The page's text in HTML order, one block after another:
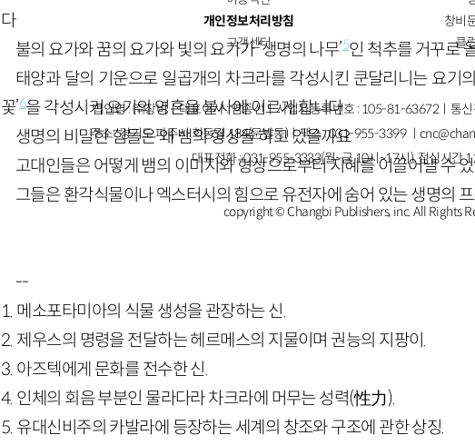
다
불의 요가와 꿈의 요가와 빛의 요가가 ‘생명의 나무’5인 척추를 거꾸로
태양과 달의 기운으로 일곱개의 차크라를 각성시킨 쿤달리니는 요기
꽃’6을 각성시켜 요기의 영혼을 불사에 이르게 합니다
생명의 비밀한 힘들은 왜 뱀의 형상을 하고 있을까요
고대인들은 어떻게 뱀의 이미지와 형상으로부터 지혜를 이끌어낼 수
그들은 환각식물이나 엑스터시의 힘으로 유전자에 숨어 있는 생명의
--
1. 메소포타미아의 식물 생성을 관장하는 신.
2. 제우스의 명령을 전달하는 헤르메스의 지물이며 권능의 지팡이.
3. 아즈텍에게 문화를 전수한 신.
4. 인체의 회음 부분인 물라다라 차크라에 머무는 성력(性力).
5. 유대신비주의 카발라에 등장하는 세계의 창조와 구조에 관한 상징.
개인정보처리방침
고객센터
창비
클
법인명 : ㈜창비ㅣ대표이사 : 염종선ㅣ사업자등록번호 : 105-81-63672ㅣ통
주소 : 경기도 파주시 회동길 184(문발동)ㅣ팩스 : 031-955-3399 ㅣ
대표전화 : 031-955-3333(월~금 10시~17시), 점심시간
copyright © Changbi Publishers, inc. All Rights